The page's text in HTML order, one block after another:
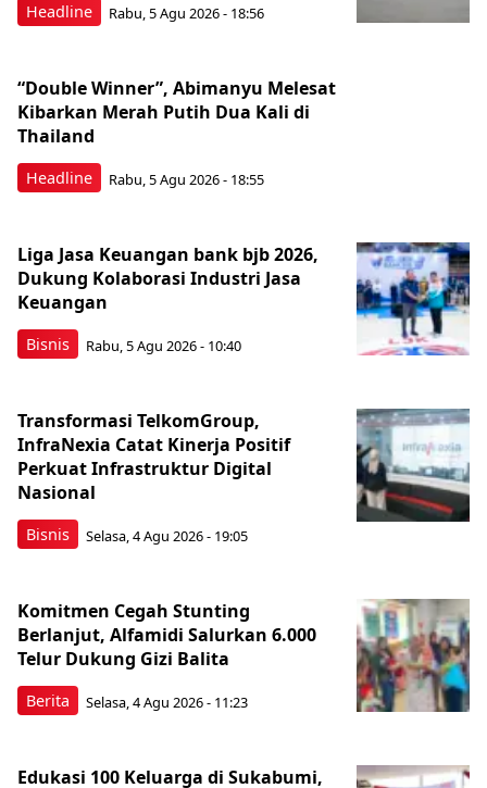
Headline Rabu, 5 Agu 2026 - 18:56
Headline
“Double Winner”, Abimanyu Melesat
Kibarkan Merah Putih Dua Kali di
Thailand
Rabu, 5 Agu 2026 - 18:55
Bisnis
Liga Jasa Keuangan bank bjb 2026,
Dukung Kolaborasi Industri Jasa
Keuangan
Rabu, 5 Agu 2026 - 10:40
Bisnis
Transformasi TelkomGroup,
InfraNexia Catat Kinerja Positif
Perkuat Infrastruktur Digital
Nasional
Selasa, 4 Agu 2026 - 19:05
Berita
Komitmen Cegah Stunting
Berlanjut, Alfamidi Salurkan 6.000
Telur Dukung Gizi Balita
Selasa, 4 Agu 2026 - 11:23
Edukasi 100 Keluarga di Sukabumi,